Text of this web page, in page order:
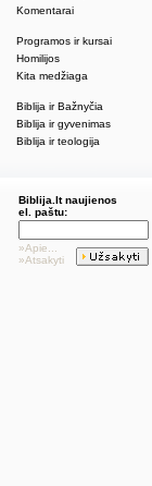
Komentarai
Programos ir kursai
Homilijos
Kita medžiaga
Biblija ir Bažnyčia
Biblija ir gyvenimas
Biblija ir teologija
Biblija.lt naujienos
el. paštu:
»Apie...
»Atsakyti